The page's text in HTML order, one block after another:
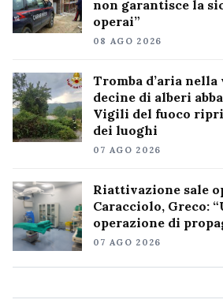
non garantisce la
operai”
08 AGO 2026
Tromba d’aria
decine di alberi
Vigili del fuoco
dei luoghi
07 AGO 2026
Riattivazione sale
Caracciolo, Greco:
operazione di
07 AGO 2026